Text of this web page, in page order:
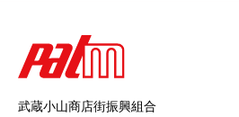
武蔵小山商店街振興組合